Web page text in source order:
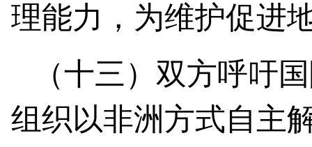
理能力，为维护促进
（十三）双方呼吁
组织以非洲方式自主